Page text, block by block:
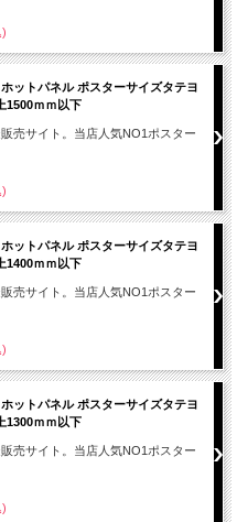
ホットパネル ポスターサイズタテヨ
1500ｍｍ以下
売サイト。当店人気NO1ポスター
ホットパネル ポスターサイズタテヨ
1400ｍｍ以下
売サイト。当店人気NO1ポスター
ホットパネル ポスターサイズタテヨ
1300ｍｍ以下
売サイト。当店人気NO1ポスター